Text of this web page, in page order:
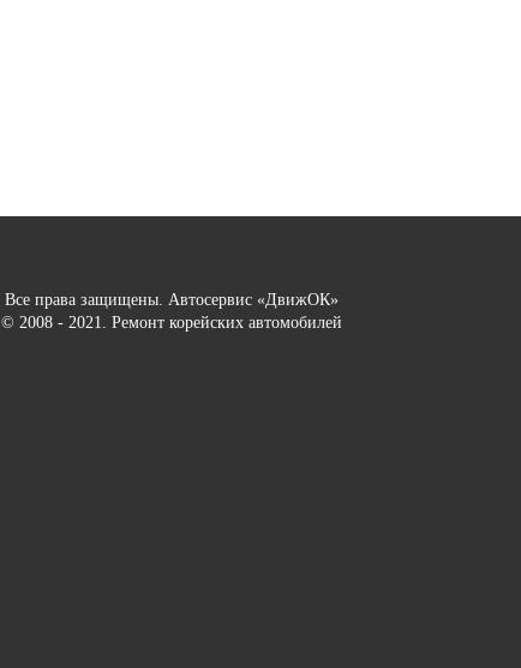
Все права защищены. Автосервис «ДвижОК»
© 2008 - 2021. Ремонт корейских автомобилей